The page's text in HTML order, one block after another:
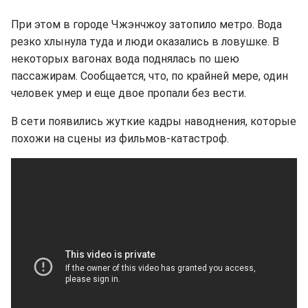
При этом в городе Чжэнчжоу затопило метро. Вода
резко хлынула туда и люди оказались в ловушке. В
некоторых вагонах вода поднялась по шею
пассажирам. Сообщается, что, по крайней мере, один
человек умер и еще двое пропали без вести.
В сети появились жуткие кадры наводнения, которые
похожи на сцены из фильмов-катастроф.